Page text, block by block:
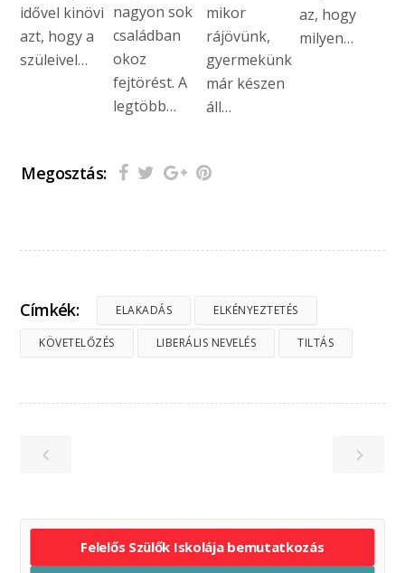
idővel kinövi
azt, hogy a
szüleivel…
nagyon sok
családban
okoz
fejtörést. A
legtöbb…
mikor
rájövünk,
gyermekünk
már készen
áll…
az, hogy
milyen…
Megosztás:
Címkék: ELAKADÁS ELKÉNYEZTETÉS
KÖVETELŐZÉS LIBERÁLIS NEVELÉS TILTÁS
Felelős Szülők Iskolája bemutatkozás